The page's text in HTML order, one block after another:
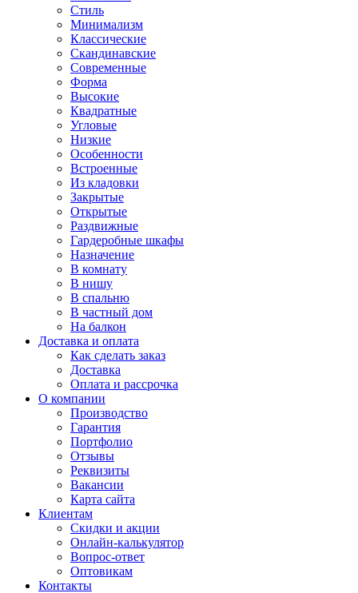
Стиль
Минимализм
Классические
Скандинавские
Современные
Форма
Высокие
Квадратные
Угловые
Низкие
Особенности
Встроенные
Из кладовки
Закрытые
Открытые
Раздвижные
Гардеробные шкафы
Назначение
В комнату
В нишу
В спальню
В частный дом
На балкон
Доставка и оплата
Как сделать заказ
Доставка
Оплата и рассрочка
О компании
Производство
Гарантия
Портфолио
Отзывы
Реквизиты
Вакансии
Карта сайта
Клиентам
Скидки и акции
Онлайн-калькулятор
Вопрос-ответ
Оптовикам
Контакты